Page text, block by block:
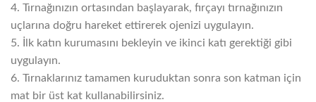
4. Tırnağınızın ortasından başlayarak, fırçayı tırnağınızın
uçlarına doğru hareket ettirerek ojenizi uygulayın.
5. İlk katın kurumasını bekleyin ve ikinci katı gerektiği gibi
uygulayın.
6. Tırnaklarınız tamamen kuruduktan sonra son katman için
mat bir üst kat kullanabilirsiniz.